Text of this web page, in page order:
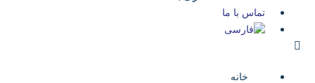
تماس با ما
خانه